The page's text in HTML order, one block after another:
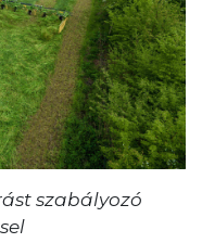
szabályozó